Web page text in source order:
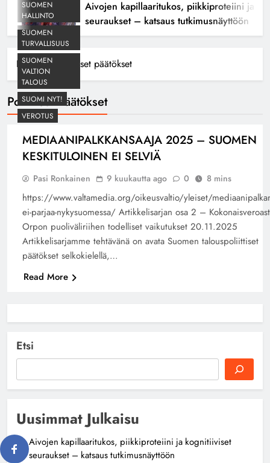
Aivojen kapillaaritukos, piikkiproteiini ja
seuraukset – katsaus tutkimusnäyttöön
Home Poliittiset päätökset
Poliittiset Päätökset
SUOMEN
HALLINTO
SUOMEN
TURVALLISUUS
SUOMEN
VALTION
TALOUS
SUOMI NYT!
VEROTUS
MEDIAANIPALKKANSAAJA 2025 – SUOMEN
KESKITULOINEN EI SELVIÄ
Pasi Ronkainen 9 kuukautta ago 0 8 mins
https://www.valtamedia.org/oikeusvaltio/yleiset/
ei-parjaa-nykysuomessa/ Artikkelisarjan osa 2 –
Orpon puoliväliriihen todelliset vaikutukset 20.11.2025
Artikkelisarjamme tehtävänä on avata Suomen talouspoliittiset
päätökset selkokielellä,…
Read More
Etsi
Uusimmat Julkaisu
Aivojen kapillaaritukos, piikkiproteiini ja kognitiiviset
seuraukset – katsaus tutkimusnäyttöön